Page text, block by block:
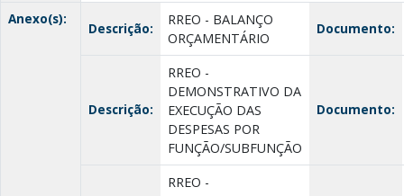
Anexo(s):
Descrição:
RREO - BALANÇO
ORÇAMENTÁRIO
Documento:
Descrição:
RREO -
DEMONSTRATIVO DA
EXECUÇÃO DAS
DESPESAS POR
FUNÇÃO/SUBFUNÇÃO
Documento:
RREO -